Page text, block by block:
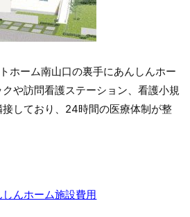
ホーム南山口の裏手にあんしんホー
や訪問看護ステーション、看護小規
しており、24時間の医療体制が整
んホーム施設費用